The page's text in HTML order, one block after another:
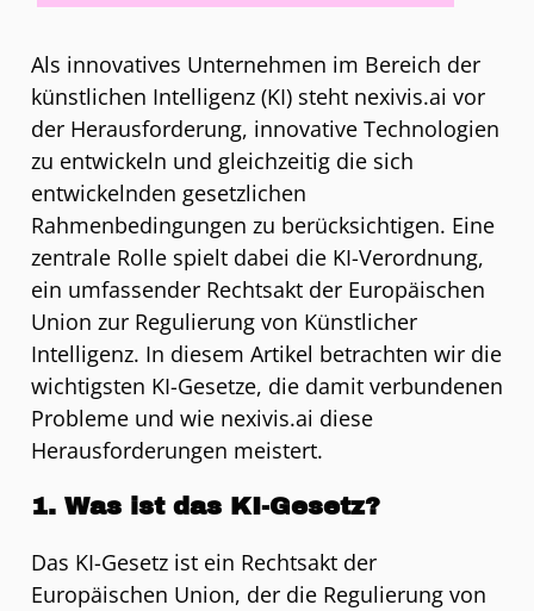
Als innovatives Unternehmen im Bereich der
künstlichen Intelligenz (KI) steht nexivis.ai vor
der Herausforderung, innovative Technologien
zu entwickeln und gleichzeitig die sich
entwickelnden gesetzlichen
Rahmenbedingungen zu berücksichtigen. Eine
zentrale Rolle spielt dabei die KI-Verordnung,
ein umfassender Rechtsakt der Europäischen
Union zur Regulierung von Künstlicher
Intelligenz. In diesem Artikel betrachten wir die
wichtigsten KI-Gesetze, die damit verbundenen
Probleme und wie nexivis.ai diese
Herausforderungen meistert.
1. Was ist das KI-Gesetz?
Das KI-Gesetz ist ein Rechtsakt der
Europäischen Union, der die Regulierung von